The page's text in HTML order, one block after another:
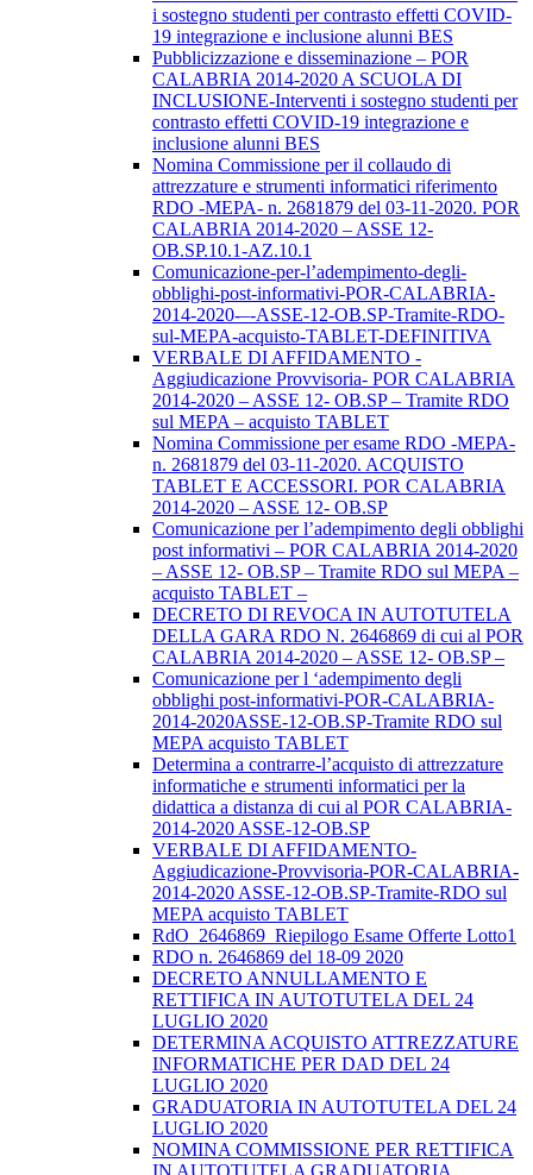
i sostegno studenti per contrasto effetti COVID-
19 integrazione e inclusione alunni BES
Pubblicizzazione e disseminazione – POR
CALABRIA 2014-2020 A SCUOLA DI
INCLUSIONE-Interventi i sostegno studenti per
contrasto effetti COVID-19 integrazione e
inclusione alunni BES
Nomina Commissione per il collaudo di
attrezzature e strumenti informatici riferimento
RDO -MEPA- n. 2681879 del 03-11-2020. POR
CALABRIA 2014-2020 – ASSE 12-
OB.SP.10.1-AZ.10.1
Comunicazione-per-l’adempimento-degli-
obblighi-post-informativi-POR-CALABRIA-
2014-2020-–-ASSE-12-OB.SP-Tramite-RDO-
sul-MEPA-acquisto-TABLET-DEFINITIVA
VERBALE DI AFFIDAMENTO -
Aggiudicazione Provvisoria- POR CALABRIA
2014-2020 – ASSE 12- OB.SP – Tramite RDO
sul MEPA – acquisto TABLET
Nomina Commissione per esame RDO -MEPA-
n. 2681879 del 03-11-2020. ACQUISTO
TABLET E ACCESSORI. POR CALABRIA
2014-2020 – ASSE 12- OB.SP
Comunicazione per l’adempimento degli obblighi
post informativi – POR CALABRIA 2014-2020
– ASSE 12- OB.SP – Tramite RDO sul MEPA –
acquisto TABLET –
DECRETO DI REVOCA IN AUTOTUTELA
DELLA GARA RDO N. 2646869 di cui al POR
CALABRIA 2014-2020 – ASSE 12- OB.SP –
Comunicazione per l ‘adempimento degli
obblighi post-informativi-POR-CALABRIA-
2014-2020ASSE-12-OB.SP-Tramite RDO sul
MEPA acquisto TABLET
Determina a contrarre-l’acquisto di attrezzature
informatiche e strumenti informatici per la
didattica a distanza di cui al POR CALABRIA-
2014-2020 ASSE-12-OB.SP
VERBALE DI AFFIDAMENTO-
Aggiudicazione-Provvisoria-POR-CALABRIA-
2014-2020 ASSE-12-OB.SP-Tramite-RDO sul
MEPA acquisto TABLET
RdO_2646869_Riepilogo Esame Offerte Lotto1
RDO n. 2646869 del 18-09 2020
DECRETO ANNULLAMENTO E
RETTIFICA IN AUTOTUTELA DEL 24
LUGLIO 2020
DETERMINA ACQUISTO ATTREZZATURE
INFORMATICHE PER DAD DEL 24
LUGLIO 2020
GRADUATORIA IN AUTOTUTELA DEL 24
LUGLIO 2020
NOMINA COMMISSIONE PER RETTIFICA